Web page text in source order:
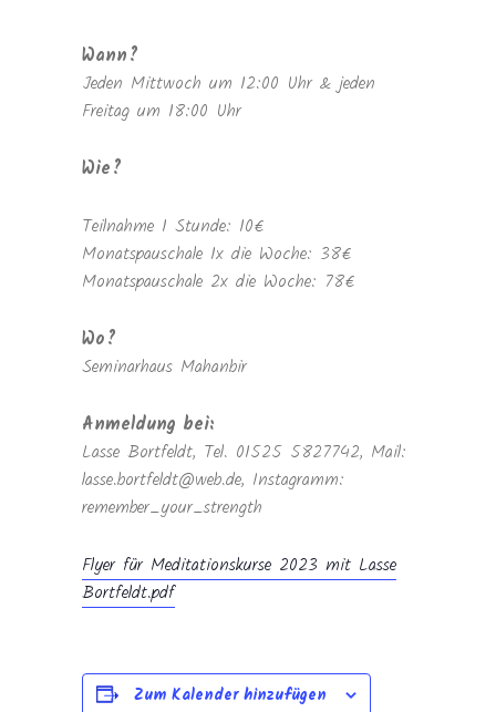
Wann?
Jeden Mittwoch um 12:00 Uhr & jeden
Freitag um 18:00 Uhr
Wie?
Teilnahme 1 Stunde: 10€
Monatspauschale 1x die Woche: 38€
Monatspauschale 2x die Woche: 78€
Wo?
Seminarhaus Mahanbir
Anmeldung bei:
Lasse Bortfeldt, Tel. 01525 5827742, Mail:
lasse.bortfeldt@web.de, Instagramm:
remember_your_strength
Flyer für Meditationskurse 2023 mit Lasse
Bortfeldt.pdf
Zum Kalender hinzufügen